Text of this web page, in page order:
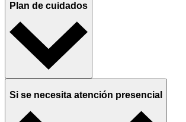
Plan de cuidados
Si se necesita atención presencial